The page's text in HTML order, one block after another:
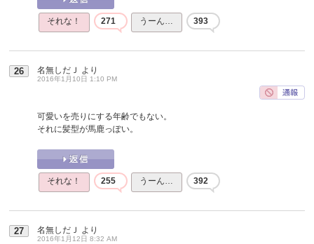
それな！ 271 うーん… 393
26 名無しだＪ より
2016年1月10日 1:10 PM
可愛いを売りにする年齢でもない。
それに髪型が馬鹿っぽい。
それな！ 255 うーん… 392
27 名無しだＪ より
2016年1月12日 8:32 AM